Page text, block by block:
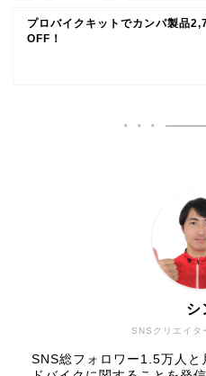
プロバイクキットでカンパ製品
OFF！
SNSクリエイタ
シ
SNS総フォロワー1.5万人と